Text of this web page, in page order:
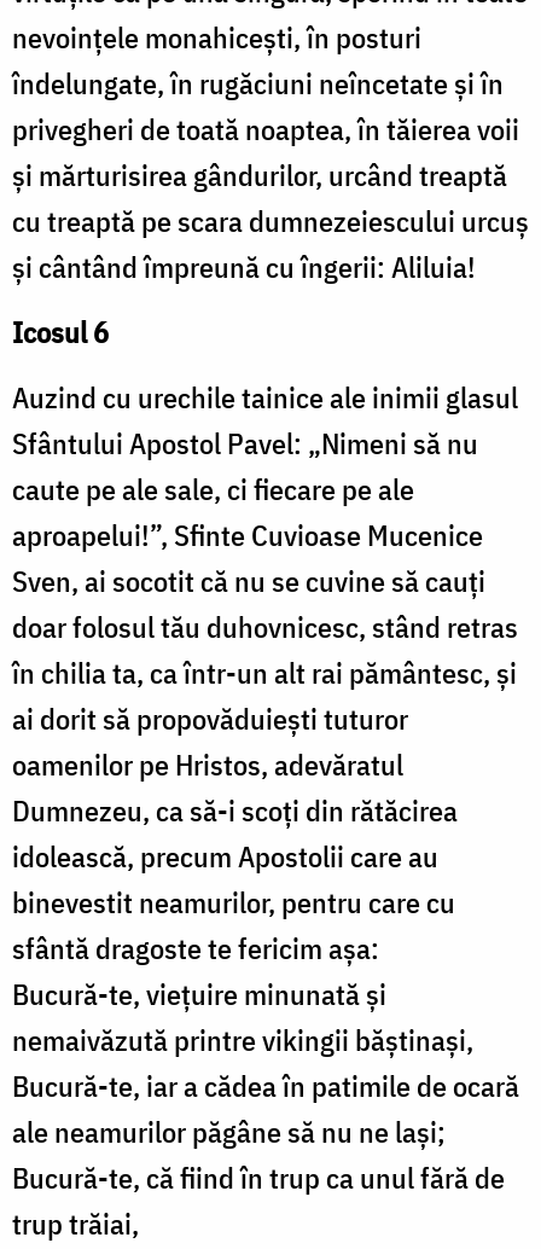
nevoințele monahicești, în posturi
îndelungate, în rugăciuni neîncetate și în
privegheri de toată noaptea, în tăierea voii
și mărturisirea gândurilor, urcând treaptă
cu treaptă pe scara dumnezeiescului urcuș
și cântând împreună cu îngerii: Aliluia!
Icosul 6
Auzind cu urechile tainice ale inimii glasul
Sfântului Apostol Pavel: „Nimeni să nu
caute pe ale sale, ci fiecare pe ale
aproapelui!”, Sfinte Cuvioase Mucenice
Sven, ai socotit că nu se cuvine să cauți
doar folosul tău duhovnicesc, stând retras
în chilia ta, ca într-un alt rai pământesc, și
ai dorit să propovăduiești tuturor
oamenilor pe Hristos, adevăratul
Dumnezeu, ca să-i scoți din rătăcirea
idolească, precum Apostolii care au
binevestit neamurilor, pentru care cu
sfântă dragoste te fericim așa:
Bucură-te, viețuire minunată și
nemaivăzută printre vikingii băștinași,
Bucură-te, iar a cădea în patimile de ocară
ale neamurilor păgâne să nu ne lași;
Bucură-te, că fiind în trup ca unul fără de
trup trăiai,